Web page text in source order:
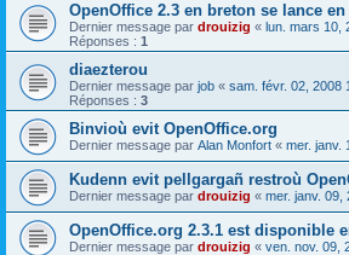
OpenOffice 2.3 en breton se lance
Dernier message par drouizig « lun. mars 10,
Réponses : 1
diaezterou
Dernier message par job « sam. févr. 02, 2008
Réponses : 3
Binvioù evit OpenOffice.org
Dernier message par Alan Monfort « mer. janv.
Kudenn evit pellgargañ restroù
Dernier message par drouizig « mer. janv. 09,
OpenOffice.org 2.3.1 est disponible
Dernier message par drouizig « ven. nov. 09,